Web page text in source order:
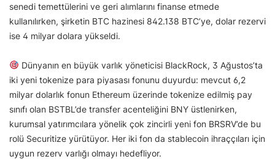
senedi temettülerini ve geri alımlarını finanse etmede
kullanılırken, şirketin BTC hazinesi 842.138 BTC’ye, dolar rezervi
ise 4 milyar dolara yükseldi.
Dünyanın en büyük varlık yöneticisi BlackRock, 3 Ağustos’ta
iki yeni tokenize para piyasası fonunu duyurdu: mevcut 6,2
milyar dolarlık fonun Ethereum üzerinde tokenize edilmiş pay
sınıfı olan BSTBL’de transfer acenteliğini BNY üstlenirken,
kurumsal yatırımcılara yönelik çok zincirli yeni fon BRSRV’de bu
rolü Securitize yürütüyor. Her iki fon da stablecoin ihraççıları için
uygun rezerv varlığı olmayı hedefliyor.